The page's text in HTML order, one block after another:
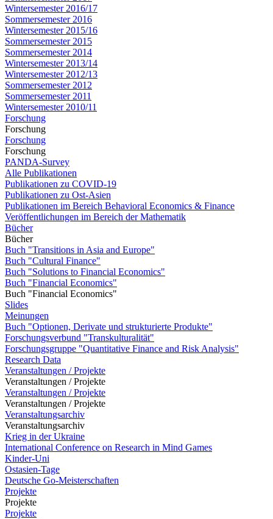
Wintersemester 2016/17
Sommersemester 2016
Wintersemester 2015/16
Sommersemester 2015
Sommersemester 2014
Wintersemester 2013/14
Wintersemester 2012/13
Sommersemester 2012
Sommersemester 2011
Wintersemester 2010/11
Forschung
Forschung
Forschung
Forschung
PANDA-Survey
Alle Publikationen
Publikationen zu COVID-19
Publikationen zu Ost-Asien
Publikationen im Bereich Behavioral Economics & Finance
Veröffentlichungen im Bereich der Mathematik
Bücher
Bücher
Buch "Transitions in Asia and Europe"
Buch "Cultural Finance"
Buch "Solutions to Financial Economics"
Buch "Financial Economics"
Buch "Financial Economics"
Slides
Meinungen
Buch "Optionen, Derivate und strukturierte Produkte"
Forschungsverbund "Transkulturalität"
Forschungsgruppe "Quantitative Finance and Risk Analysis"
Research Data
Veranstaltungen / Projekte
Veranstaltungen / Projekte
Veranstaltungen / Projekte
Veranstaltungen / Projekte
Veranstaltungsarchiv
Veranstaltungsarchiv
Krieg in der Ukraine
International Conference on Research in Mind Games
Kinder-Uni
Ostasien-Tage
Deutsche Go-Meisterschaften
Projekte
Projekte
Projekte